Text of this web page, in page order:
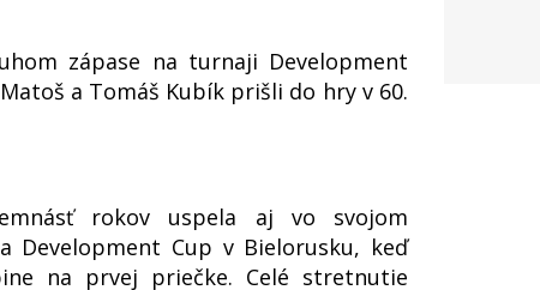
zápase na turnaji Development
a Tomáš Kubík prišli do hry v 60.
rokov uspela aj vo svojom
Development Cup v Bielorusku, keď
na prvej priečke. Celé stretnutie